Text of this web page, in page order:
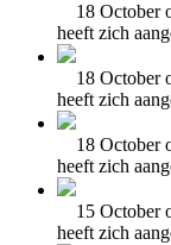
18 October
heeft zich
18 October
heeft zich
18 October
heeft zich
15 October
heeft zich